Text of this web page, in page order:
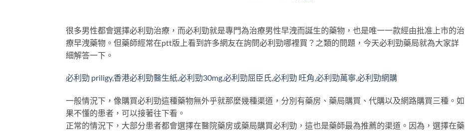
很多男性都會選擇必利勁治療，而必利勁就是專門為治療男性早洩而誕生的藥物，也是唯一一款經由批准上市的治
療早洩藥物。但藥師經常在ptt版上看到許多網友在詢問必利勁哪裡買？之類的問題，今天必利勁藥局就為大家詳
細解答一下。
必利勁 priligy,香港必利勁醫生紙,必利勁30mg,必利勁屈臣氏,必利勁 旺角,必利勁萬寧,必利勁網購
一般情況下，像購買必利勁這種藥物無外乎就那麼幾種渠道，分別有藥房、藥局購買、代購以及網路購買三種。如
果不懂的患者，可以接著往下看。
正常的情況下，大部分患者都會選擇在醫院藥房或藥局購買必利勁，這也是藥師最為推薦的渠道。因為，選擇在藥